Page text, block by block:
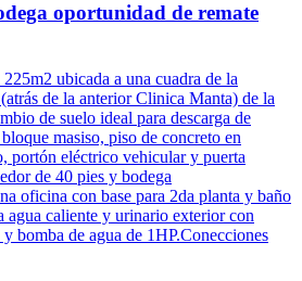
oportunidad de remate
ubicada a una cuadra de la
de la anterior Clinica Manta) de la
de suelo ideal para descarga de
masiso, piso de concreto en
portón eléctrico vehicular y puerta
de 40 pies y bodega
oficina con base para 2da planta y baño
agua caliente y urinario exterior con
bomba de agua de 1HP.Conecciones